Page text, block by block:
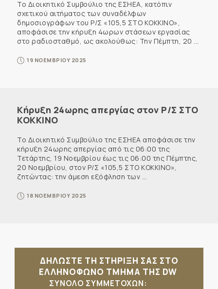
Το Διοικητικό Συμβούλιο της ΕΣΗΕΑ, κατόπιν
σχετικού αιτήματος των συναδέλφων
δημοσιογράφων του Ρ/Σ «105,5 ΣΤΟ ΚΟΚΚΙΝΟ»,
αποφάσισε την κήρυξη 4ωρων στάσεων εργασίας
στο ραδιοσταθμό, ως ακολούθως: Την Πέμπτη, 20 ...
19 ΝΟΕΜΒΡΙΟΥ 2025
Κήρυξη 24ωρης απεργίας στον Ρ/Σ ΣΤΟ
ΚΟΚΚΙΝΟ
Το Διοικητικό Συμβούλιο της ΕΣΗΕΑ αποφάσισε την
κήρυξη 24ωρης απεργίας από τις 06:00 της
Τετάρτης, 19 Νοεμβρίου έως τις 06:00 της Πέμπτης,
20 Νοεμβρίου, στον Ρ/Σ «105,5 ΣΤΟ ΚΟΚΚΙΝΟ»,
ζητώντας: την άμεση εξόφληση των ...
18 ΝΟΕΜΒΡΙΟΥ 2025
ΔΗΛΩΣΤΕ ΤΗ ΣΤΗΡΙΞΗ ΣΑΣ ΣΤΟ
ΕΛΛΗΝΟΦΩΝΟ ΤΜΗΜΑ ΤΗΣ DW
ΣΥΝΟΛΟ ΣΥΜΜΕΤΟΧΩΝ: